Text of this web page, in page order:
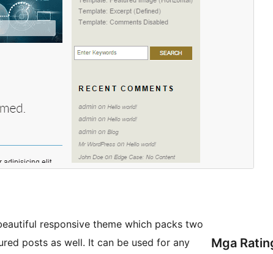
responsive theme which packs two
posts as well. It can be used for any
Mga